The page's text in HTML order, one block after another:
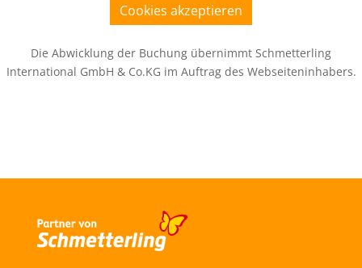
Cookies akzeptieren
Die Abwicklung der Buchung übernimmt Schmetterling
International GmbH & Co.KG im Auftrag des Webseiteninhabers.